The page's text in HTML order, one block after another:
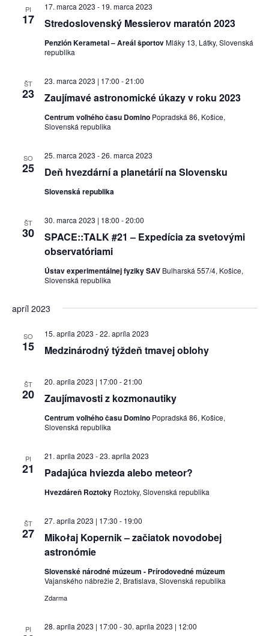
PI
17 Stredoslovenský Messierov maratón 2023
17. marca 2023 - 19. marca 2023
Penzión Kerametal – Areál športovMláky 13, Látky, Slovenská
republika
ŠT
23 Zaujímavé astronomické úkazy v roku 2023
23. marca 2023 | 17:00 -21:00
Centrum voľného času Domino Popradská 86, Košice,
Slovenská republika
SO
25 Deň hvezdární a planetárií na Slovensku
25. marca 2023 -26. marca 2023
Slovenská republika
ŠT
30
SPACE::TALK #21 – Expedícia za svetovými
observatóriami
30. marca 2023 | 18:00 -20:00
Ústav experimentálnej fyziky SAV Bulharská 557/4, Košice,
Slovenská republika
apríl 2023
SO
15 Medzinárodný týždeň tmavej oblohy
15. apríla 2023 -22. apríla 2023
ŠT
20 Zaujímavosti z kozmonautiky
20. apríla 2023 | 17:00 -21:00
Centrum voľného času Domino Popradská 86, Košice,
Slovenská republika
PI
21 Padajúca hviezda alebo meteor?
21. apríla 2023 -23. apríla 2023
Hvezdáreň Roztoky Roztoky, Slovenská republika
ŠT
27
Mikołaj Kopernik – začiatok novodobej
astronómie
27. apríla 2023 | 17:30 - 19:00
Slovenské národné múzeum - Prírodovedné múzeum
Vajanského nábrežie 2, Bratislava, Slovenská republika
Zdarma
PI 28. apríla 2023 | 17:00 -30. apríla 2023 | 12:00